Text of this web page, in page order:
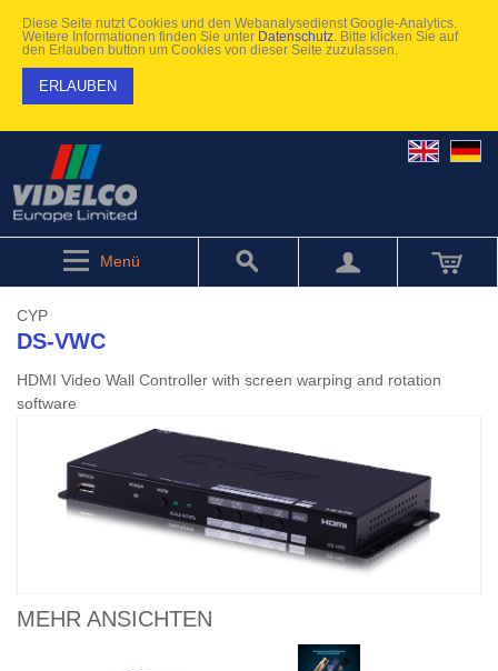
Diese Seite nutzt Cookies und den Webanalysedienst Google-Analytics.
Weitere Informationen finden Sie unter Datenschutz . Bitte klicken Sie auf
den Erlauben button um Cookies von dieser Seite zuzulassen.
ERLAUBEN
Menü
CYP
DS-VWC
HDMI Video Wall Controller with screen warping and rotation
software
MEHR ANSICHTEN